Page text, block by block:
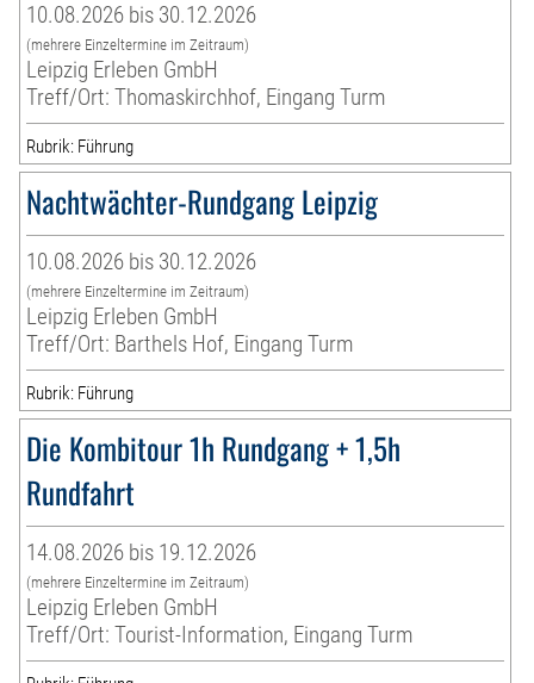
10.08.2026 bis 30.12.2026
(mehrere Einzeltermine im Zeitraum)
Leipzig Erleben GmbH
Treff/Ort: Thomaskirchhof, Eingang Turm
Rubrik: Führung
Nachtwächter-Rundgang Leipzig
10.08.2026 bis 30.12.2026
(mehrere Einzeltermine im Zeitraum)
Leipzig Erleben GmbH
Treff/Ort: Barthels Hof, Eingang Turm
Rubrik: Führung
Die Kombitour 1h Rundgang + 1,5h
Rundfahrt
14.08.2026 bis 19.12.2026
(mehrere Einzeltermine im Zeitraum)
Leipzig Erleben GmbH
Treff/Ort: Tourist-Information, Eingang Turm